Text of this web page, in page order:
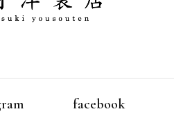
装店
facebook